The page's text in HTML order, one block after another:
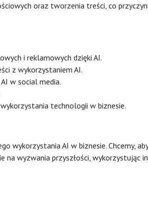
oraz tworzenia treści, co
i reklamowych dzięki AI.
z wykorzystaniem AI.
w social media.
technologii w biznesie.
wykorzystania AI w biznesie. Chcemy,
wyzwania przyszłości, wykorzystując